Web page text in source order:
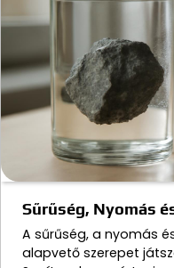
Sűrűség, Nyomás
A sűrűség, a nyomás
alapvető szerepet